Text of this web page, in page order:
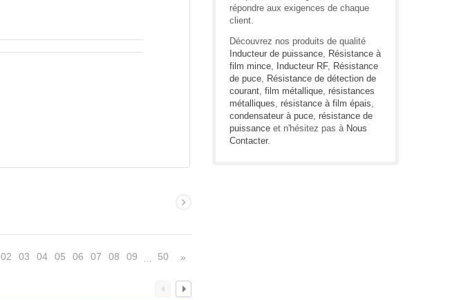
02 03 04 05 06 07 08 09 50 »
répondre aux exigences de chaque
client.
Découvrez nos produits de qualité
Inducteur de puissance, Résistance à
film mince, Inducteur RF, Résistance
de puce, Résistance de détection de
courant, film métallique, résistances
métalliques, résistance à film épais,
condensateur à puce, résistance de
puissance et n'hésitez pas à Nous
Contacter.